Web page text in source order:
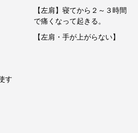
す
【左肩】寝てから２～３時間
で痛くなって起きる。
【左肩・手が上がらない】